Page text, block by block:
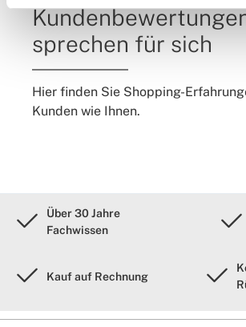
sprechen für sich
Hier finden Sie Shopping-
Kunden wie Ihnen.
Über 30 Jahre
Fachwissen
Kauf auf Rechnung